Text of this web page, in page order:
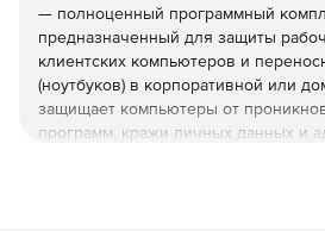
— полноценный программный
предназначенный для защиты
клиентских компьютеров и
(ноутбуков) в корпоративной или
защищает компьютеры от
программ, кражи личных данных и